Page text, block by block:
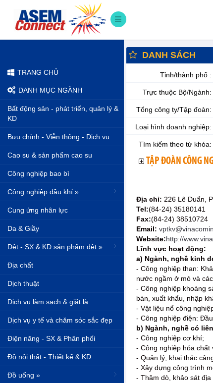
TRANG CHỦ
DANH MỤC NGÀNH
Bất động sản - phát triển, quản lý &
KD
Bưu chính - Viễn thông - Dịch vụ
Cao su & sản phẩm cao su
Công nghiệp bao bì
Công nghiệp dầu khí »
Cung ứng nhân lực
Da & Giầy
Dệt - SX & KD sản phẩm dệt »
Địa chất
Dịch thuật
Dịch vụ làm sạch & giặt là
Dịch vụ y tế và chăm sóc sắc đẹp
Điện năng - SX & Phân phối
Đồ nội thất - Thiết kế & KD
Đồ uống »
DANH SÁCH
Tỉnh/thành phố :
Trực thuộc Bộ/Ngành:
Tổng công ty/Tập đoàn:
Loại hình doanh nghiệp:
Tìm kiếm theo từ khóa:
TẬP ĐOÀN CÔNG
Địa chỉ: 226 Lê Duẩn,
Tel:(84-24) 35180141
Fax:(84-24) 38510724
Email:
Website:http://
Lĩnh vực hoạt động:
a) Ngành, nghề kinh
- Công nghiệp than:
nước ngầm ở mỏ và
- Công nghiệp khoáng
bán, xuất khẩu, nhập
- Vật liệu nổ công
- Công nghiệp điện:
b) Ngành, nghề có
- Công nghiệp cơ khí;
- Công nghiệp hóa chất
- Quản lý, khai thác
- Xây dựng công trình
- Thăm dò, khảo sát